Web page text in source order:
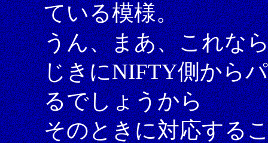
ている模様。
うん、まあ、これな
じきにNIFTY側から
るでしょうから
そのときに対応する